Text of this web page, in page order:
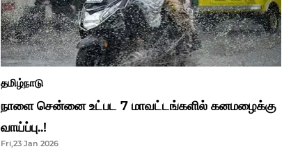
தமிழ்நாடு
நாளை சென்னை உட்பட 7 மாவட்டங்களில் கனமழைக்கு
வாய்ப்பு..!
Fri,23 Jan 2026